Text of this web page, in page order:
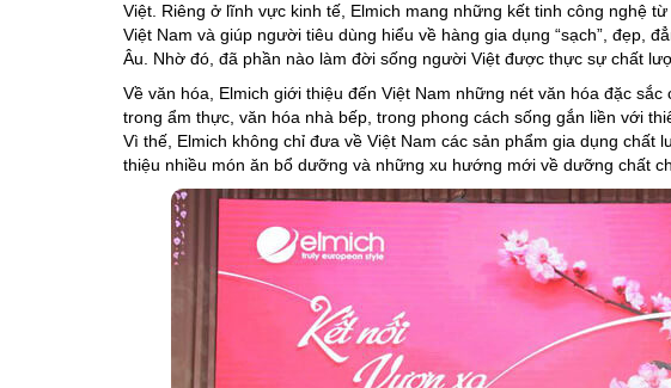
Việt. Riêng ở lĩnh vực kinh tế, Elmich mang những kết tinh công nghệ
Việt Nam và giúp người tiêu dùng hiểu về hàng gia dụng “sạch”, đẹp,
Âu. Nhờ đó, đã phần nào làm đời sống người Việt được thực sự chất
Về văn hóa, Elmich giới thiệu đến Việt Nam những nét văn hóa đặc
trong ẩm thực, văn hóa nhà bếp, trong phong cách sống gắn liền với
Vì thế, Elmich không chỉ đưa về Việt Nam các sản phẩm gia dụng chất
thiệu nhiều món ăn bổ dưỡng và những xu hướng mới về dưỡng chất